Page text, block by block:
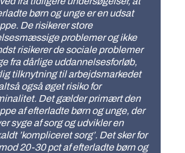
børn og unge er en udsat
De risikerer store
problemer og ikke
risikerer de sociale problemer
fra dårlige uddannelsesforløb,
tilknytning til arbejdsmarkedet
også øget risiko for
Det gælder primært den
af efterladte børn og unge, der
syge af sorg og udvikler en
’kompliceret sorg’. Det sker for
20-30 pct af efterladte børn og